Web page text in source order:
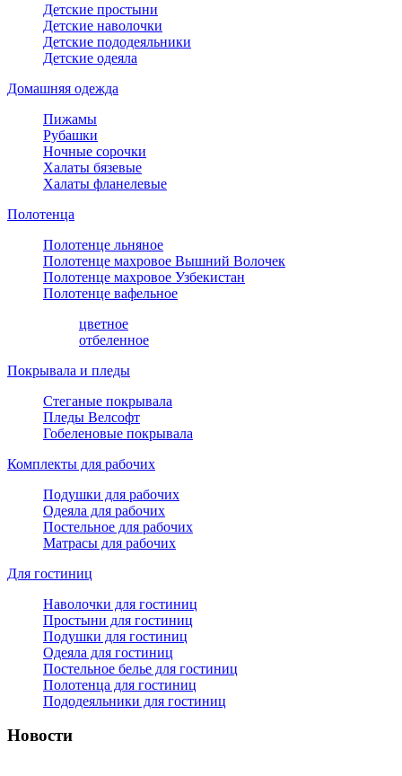
Детские простыни
Детские наволочки
Детские пододеяльники
Детские одеяла
Домашняя одежда
Пижамы
Рубашки
Ночные сорочки
Халаты бязевые
Халаты фланелевые
Полотенца
Полотенце льняное
Полотенце махровое Вышний Волочек
Полотенце махровое Узбекистан
Полотенце вафельное
цветное
отбеленное
Покрывала и пледы
Стеганые покрывала
Пледы Велсофт
Гобеленовые покрывала
Комплекты для рабочих
Подушки для рабочих
Одеяла для рабочих
Постельное для рабочих
Матрасы для рабочих
Для гостиниц
Наволочки для гостиниц
Простыни для гостиниц
Подушки для гостиниц
Одеяла для гостиниц
Постельное белье для гостиниц
Полотенца для гостиниц
Пододеяльники для гостиниц
Новости